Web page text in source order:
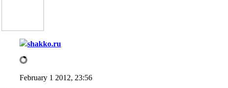
shakko.ru
February 1 2012, 23:56